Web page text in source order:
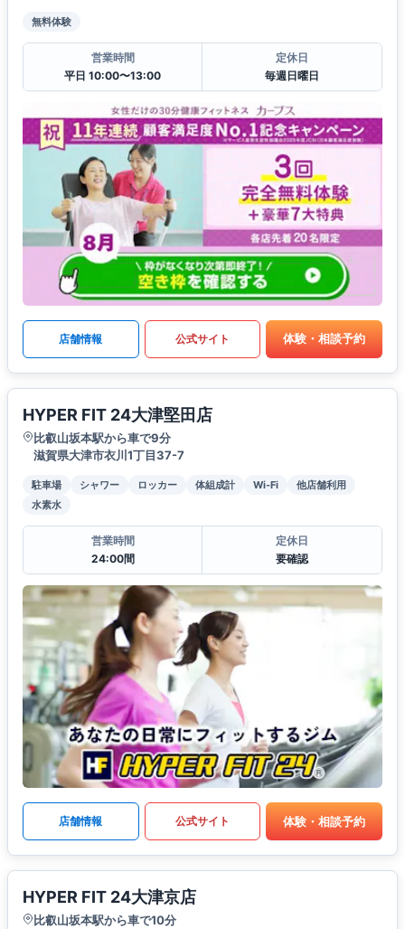
無料体験
営業時間
平日 10:00〜13:00
定休日
毎週日曜日
店舗情報 公式サイト 体験・相談予約
HYPER FIT 24大津堅田店
比叡山坂本駅から車で9分
滋賀県大津市衣川1丁目37-7
駐車場 シャワー ロッカー 体組成計 Wi-Fi
他店舗利用
水素水
営業時間
24:00間
定休日
要確認
店舗情報 公式サイト 体験・相談予約
HYPER FIT 24大津京店
比叡山坂本駅から車で10分